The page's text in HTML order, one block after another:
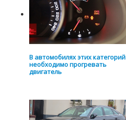
В автомобилях этих категорий
необходимо прогревать
двигатель